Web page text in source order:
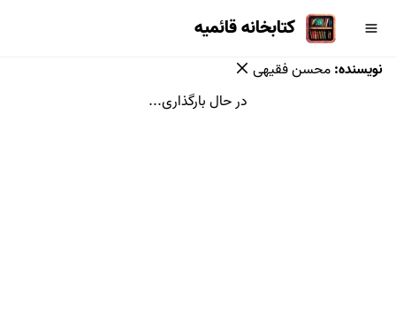
کتابخانه قائمیه
نویسنده:محسن فقیهی
در حال بارگذاری...